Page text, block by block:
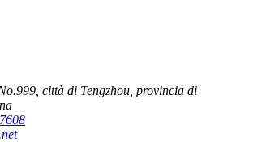
città di Tengzhou, provincia di